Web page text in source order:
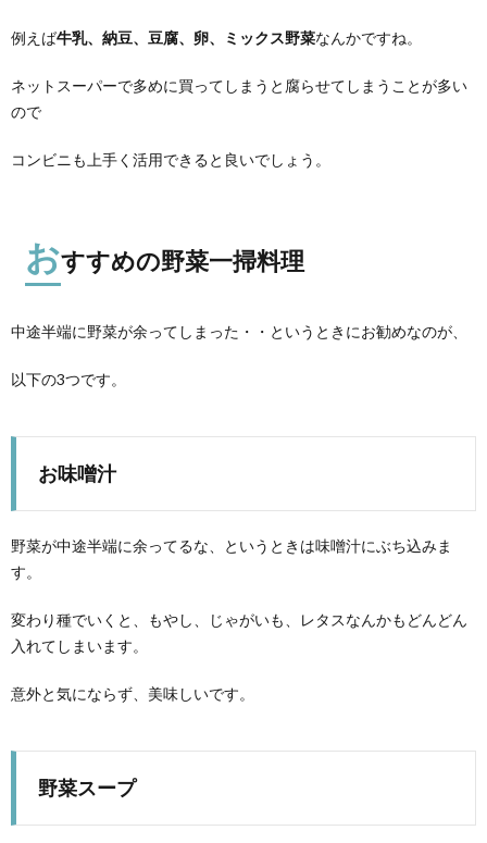
例えば牛乳、納豆、豆腐、卵、ミックス野菜なんかですね。
ネットスーパーで多めに買ってしまうと腐らせてしまうことが多い
ので
コンビニも上手く活用できると良いでしょう。
おすすめの野菜一掃料理
中途半端に野菜が余ってしまった・・というときにお勧めなのが、
以下の3つです。
お味噌汁
野菜が中途半端に余ってるな、というときは味噌汁にぶち込みま
す。
変わり種でいくと、もやし、じゃがいも、レタスなんかもどんどん
入れてしまいます。
意外と気にならず、美味しいです。
野菜スープ